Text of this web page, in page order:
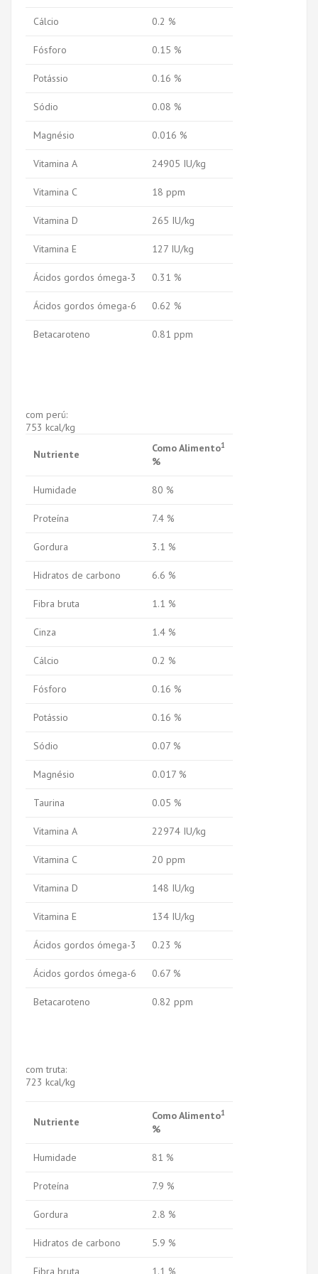
Cálcio 0.2 %
Fósforo 0.15 %
Potássio 0.16 %
Sódio 0.08 %
Magnésio 0.016 %
Vitamina A 24905 IU/kg
Vitamina C 18 ppm
Vitamina D 265 IU/kg
Vitamina E 127 IU/kg
Ácidos gordos ómega-3 0.31 %
Ácidos gordos ómega-6 0.62 %
Betacaroteno 0.81 ppm
com perú:
753 kcal/kg
Nutriente Como Alimento1
%
Humidade 80 %
Proteína 7.4 %
Gordura 3.1 %
Hidratos de carbono 6.6 %
Fibra bruta 1.1 %
Cinza 1.4 %
Cálcio 0.2 %
Fósforo 0.16 %
Potássio 0.16 %
Sódio 0.07 %
Magnésio 0.017 %
Taurina 0.05 %
Vitamina A 22974 IU/kg
Vitamina C 20 ppm
Vitamina D 148 IU/kg
Vitamina E 134 IU/kg
Ácidos gordos ómega-3 0.23 %
Ácidos gordos ómega-6 0.67 %
Betacaroteno 0.82 ppm
com truta:
723 kcal/kg
Nutriente Como Alimento1
%
Humidade 81 %
Proteína 7.9 %
Gordura 2.8 %
Hidratos de carbono 5.9 %
Fibra bruta 1.1 %